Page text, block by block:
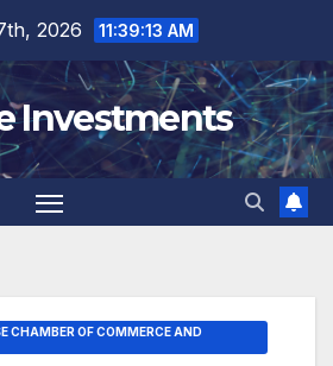
2026 11:39:14 AM
Investments
CHAMBER OF COMMERCE AND